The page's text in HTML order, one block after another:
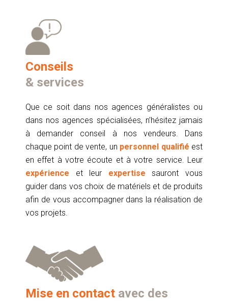
Conseils
& services
Que ce soit dans nos agences généralistes ou
dans nos agences spécialisées, n’hésitez jamais
à demander conseil à nos vendeurs. Dans
chaque point de vente, un personnel qualifié est
en effet à votre écoute et à votre service. Leur
expérience et leur expertise sauront vous
guider dans vos choix de matériels et de produits
afin de vous accompagner dans la réalisation de
vos projets.
Mise en contact avec des